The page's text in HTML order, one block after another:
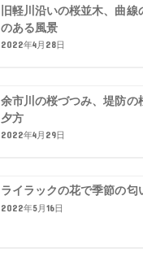
旧軽川沿いの桜並木、曲
のある風景
2022年4月28日
余市川の桜づつみ、堤防の
夕方
2022年4月29日
ライラックの花で季節の匂
2022年5月16日